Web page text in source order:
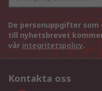
De personuppgifter som
till nyhetsbrevet
vår integritetspolicy.
Kontakta oss